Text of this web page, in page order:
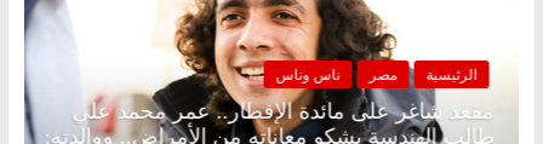
الرئيسية مصر ناس وناس
مقعد شاغر على مائدة الإفطار.. عمر محمد علي
طالب الهندسة يشكو معاناته من الأمراض.. ووالدته: